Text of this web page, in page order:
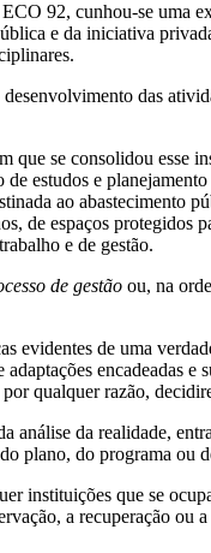
92, cunhou-se uma
e da iniciativa
das
que se consolidou esse
estudos e
ao abastecimento
espaços protegidos
e de gestão.
de gestão ou, na
evidentes de uma
encadeadas
por qualquer razão,
análise da realidade,
plano, do programa ou
instituições que se
a recuperação ou